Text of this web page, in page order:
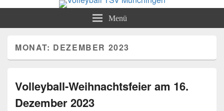
Volleyball TSV Münchingen
Menü
MONAT: DEZEMBER 2023
Volleyball-Weihnachtsfeier am 16.
Dezember 2023